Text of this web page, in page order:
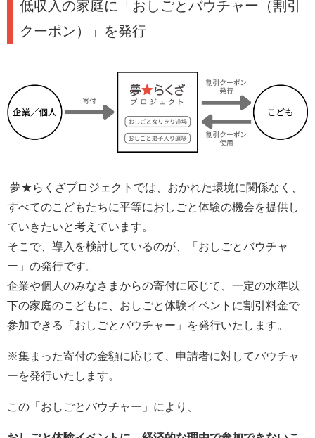
低収入の家庭に「おしごとバウチャー（割引
クーポン）」を発行
夢★らくざプロジェクトでは、おかれた環境に関係なく、
すべてのこどもたちに平等におしごと体験の機会を提供し
ていきたいと考えています。
そこで、導入を検討しているのが、「おしごとバウチャ
ー」の発行です。
企業や個人のみなさまからの寄付に応じて、一定の水準以
下の家庭のこどもに、おしごと体験イベントに割引料金で
参加できる「おしごとバウチャー」を発行いたします。
※集まった寄付の金額に応じて、申請者に対してバウチャ
ーを発行いたします。
この「おしごとバウチャー」により、